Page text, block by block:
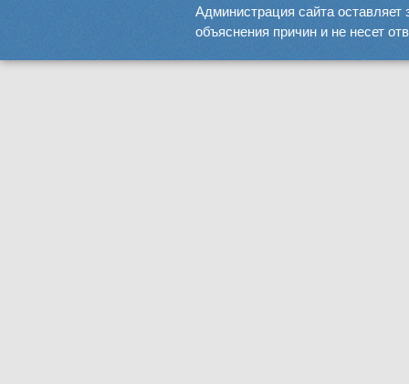
Администрация сайта оставляет
объяснения причин и не несет